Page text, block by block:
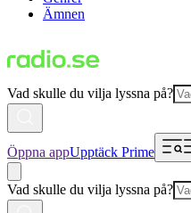
Ämnen
Vad skulle du vilja lyssna på?
Öppna appUpptäck Prime
Vad skulle du vilja lyssna på?